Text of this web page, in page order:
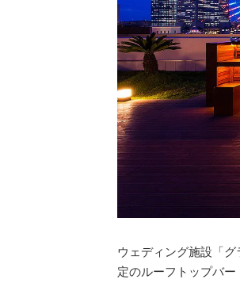
ウェディング施設「
定のルーフトップバー